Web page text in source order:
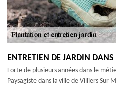
ENTRETIEN DE JARDIN
Forte de plusieurs années dans le
Paysagiste dans la ville de Villiers Sur